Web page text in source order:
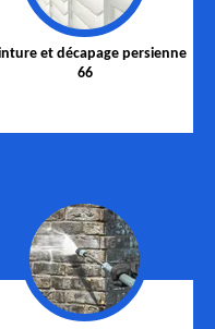
et décapage persienne
66